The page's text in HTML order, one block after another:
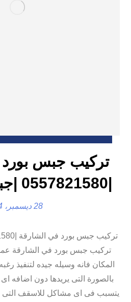
تركيب جبس بورد
|0557821580 |جبسون اسقف
28 ديسمبر، 2024
تركيب جبس بورد في الشارقة
المكان فانه وسيله جيده لتنفيذ
بالصورة التى يريدها دون اضافه
يتسبب فى اى مشاكل للاسقف التى